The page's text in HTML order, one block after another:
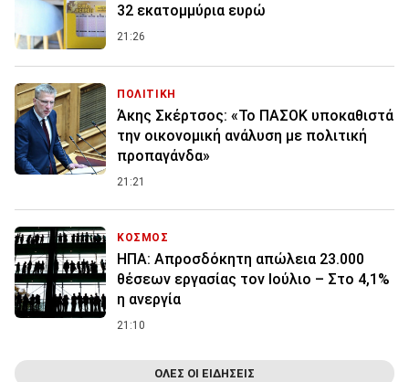
32 εκατoμμύρια ευρώ
21:26
ΠΟΛΙΤΙΚΗ
Άκης Σκέρτσος: «Το ΠΑΣΟΚ υποκαθιστά
την οικονομική ανάλυση με πολιτική
προπαγάνδα»
21:21
ΚΟΣΜΟΣ
ΗΠΑ: Απροσδόκητη απώλεια 23.000
θέσεων εργασίας τον Ιούλιο – Στο 4,1%
η ανεργία
21:10
ΟΛΕΣ ΟΙ ΕΙΔΗΣΕΙΣ